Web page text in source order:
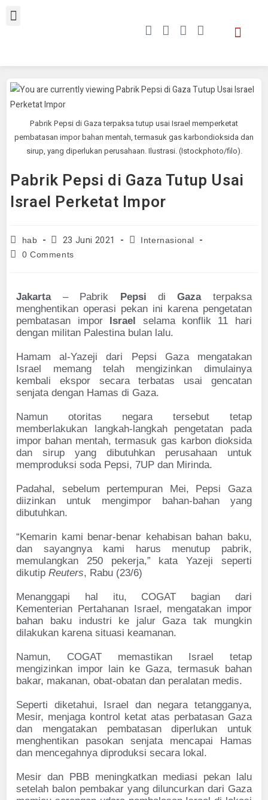
Pabrik Pepsi di Gaza terpaksa tutup usai Israel memperketat
pembatasan impor bahan mentah, termasuk gas karbondioksida dan
sirup, yang diperlukan perusahaan. Ilustrasi. (Istockphoto/filo).
Pabrik Pepsi di Gaza Tutup Usai
Israel Perketat Impor
hab 23 Juni 2021
Internasional
0 Comments
Jakarta– Pabrik Pepsi diGaza terpaksa
menghentikan operasi pekan ini karena pengetatan
pembatasan impor Israel selama konflik 11 hari
dengan militan Palestina bulan lalu.
Hamam al-Yazeji dari Pepsi Gaza mengatakan
Israel memang telah mengizinkan dimulainya
kembali ekspor secara terbatas usai gencatan
senjata dengan Hamas di Gaza.
Namun otoritas negara tersebut tetap
memberlakukan langkah-langkah pengetatan pada
impor bahan mentah, termasuk gas karbon dioksida
dan sirup yang dibutuhkan perusahaan untuk
memproduksi soda Pepsi, 7UP dan Mirinda.
Padahal, sebelum pertempuran Mei, Pepsi Gaza
diizinkan untuk mengimpor bahan-bahan yang
dibutuhkan.
“Kemarin kami benar-benar kehabisan bahan baku,
dan sayangnya kami harus menutup pabrik,
memulangkan 250 pekerja,” kata Yazeji seperti
dikutipReuters, Rabu (23/6)
Menanggapi hal itu, COGAT bagian dari
Kementerian Pertahanan Israel, mengatakan impor
bahan baku industri ke jalur Gaza tak mungkin
dilakukan karena situasi keamanan.
Namun, COGAT memastikan Israel tetap
mengizinkan impor lain ke Gaza, termasuk bahan
bakar, makanan, obat-obatan dan peralatan medis.
Seperti diketahui, Israel dan negara tetangganya,
Mesir, menjaga kontrol ketat atas perbatasan Gaza
dan mengatakan pembatasan diperlukan untuk
menghentikan pasokan senjata mencapai Hamas
dan mencegahnya diproduksi secara lokal.
Mesir dan PBB meningkatkan mediasi pekan lalu
setelah balon pembakar yang diluncurkan dari Gaza